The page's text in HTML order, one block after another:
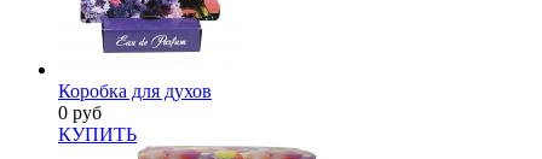
Коробка для духов
0 руб
КУПИТЬ